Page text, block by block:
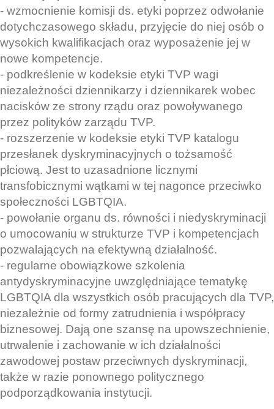
- wzmocnienie komisji ds. etyki poprzez odwołanie
dotychczasowego składu, przyjęcie do niej osób o
wysokich kwalifikacjach oraz wyposażenie jej w
nowe kompetencje.
- podkreślenie w kodeksie etyki TVP wagi
niezależności dziennikarzy i dziennikarek wobec
nacisków ze strony rządu oraz powoływanego
przez polityków zarządu TVP.
- rozszerzenie w kodeksie etyki TVP katalogu
przesłanek dyskryminacyjnych o tożsamość
płciową. Jest to uzasadnione licznymi
transfobicznymi wątkami w tej nagonce przeciwko
społeczności LGBTQIA.
- powołanie organu ds. równości i niedyskryminacji
o umocowaniu w strukturze TVP i kompetencjach
pozwalających na efektywną działalność.
- regularne obowiązkowe szkolenia
antydyskryminacyjne uwzględniające tematykę
LGBTQIA dla wszystkich osób pracujących dla TVP,
niezależnie od formy zatrudnienia i współpracy
biznesowej. Dają one szansę na upowszechnienie,
utrwalenie i zachowanie w ich działalności
zawodowej postaw przeciwnych dyskryminacji,
także w razie ponownego politycznego
podporządkowania instytucji.